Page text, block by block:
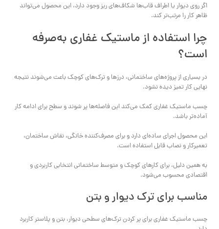
اگر روی دیوار یا اطراف قاب‌ها شکاف‌های ریز وجود دارد، این محصول می‌تواند
ظاهر کار را مرتب‌تر کند.
چرا استفاده از ماستیک غفاری به‌صرفه
است؟
در بسیاری از پروژه‌های ساختمانی، درزها و ترک‌های کوچک باعث می‌شوند نتیجه
نهایی کار تمیز دیده نشود.
چسب ماستیک غفاری کمک می‌کند این فاصله‌ها پر شوند و سطح برای ادامه کار
آماده‌تر باشد.
این محصول اجرای ساده‌ای دارد و برای مصرف‌کننده خانگی، نقاش ساختمان،
تعمیرکار و نصاب قابل استفاده است.
به همین دلیل، برای کارهای کوچک و متوسط ساختمانی انتخابی کاربردی و
اقتصادی محسوب می‌شود.
مناسب برای ترک دیوار و بتن
چسب ماستیک غفاری برای پر کردن ترک‌های سطحی دیوار، بتن و پلاستر کاربرد